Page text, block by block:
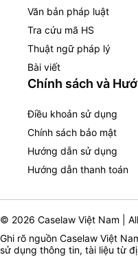
Văn bản pháp luật
Tra cứu mã HS
Thuật ngữ pháp lý
Bài viết
Chính sách và
Điều khoản sử dụng
Chính sách bảo mật
Hướng dẫn sử dụng
Hướng dẫn thanh toán
© 2026 Caselaw Việt Nam |
Ghi rõ nguồn Caselaw Việt
sử dụng thông tin, tài liệu từ